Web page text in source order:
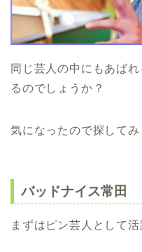
同じ芸人の中にもあば
るのでしょうか？
気になったので探してみ
バッドナイス常田
まずはピン芸人として活